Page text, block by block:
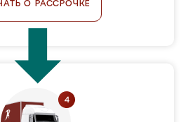
О РАССРОЧКЕ